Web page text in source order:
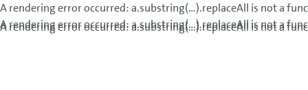
A rendering error occurred:a.substring(...).replaceAll is not a
A rendering error occurred:a.substring(...).replaceAll is not a
A rendering error occurred:a.substring(...).replaceAll is not a